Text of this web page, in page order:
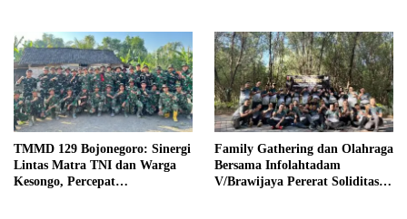
TMMD 129 Bojonegoro: Sinergi
Lintas Matra TNI dan Warga
Kesongo, Percepat
Family Gathering dan Olahraga
Bersama Infolahtadam
V/Brawijaya Pererat Soliditas